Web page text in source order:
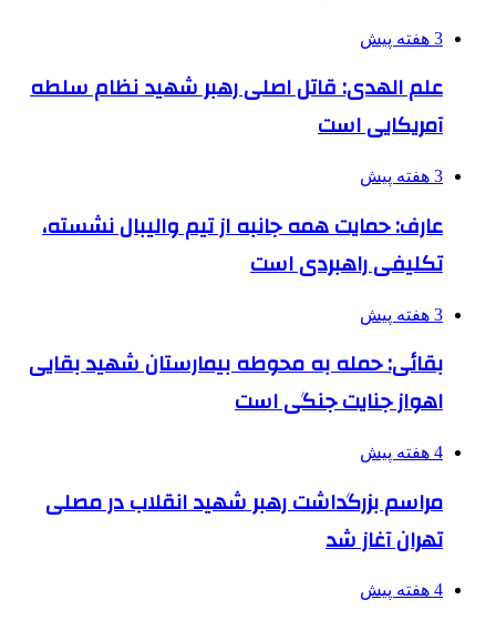
3 هفته پیش
علم الهدی: قاتل اصلی رهبر شهید نظام سلطه
آمریکایی است
3 هفته پیش
عارف: حمایت همه جانبه از تیم والیبال نشسته،
تکلیفی راهبردی است
3 هفته پیش
بقائی: حمله به محوطه بیمارستان شهید بقایی
اهواز جنایت جنگی است
4 هفته پیش
مراسم بزرگداشت رهبر شهید انقلاب در مصلی
تهران آغاز شد
4 هفته پیش